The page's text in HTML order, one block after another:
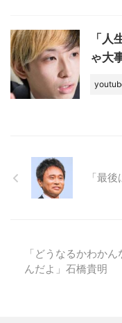
「
ゃ大
「最
「どうなるかわか
んだよ」石橋貴明